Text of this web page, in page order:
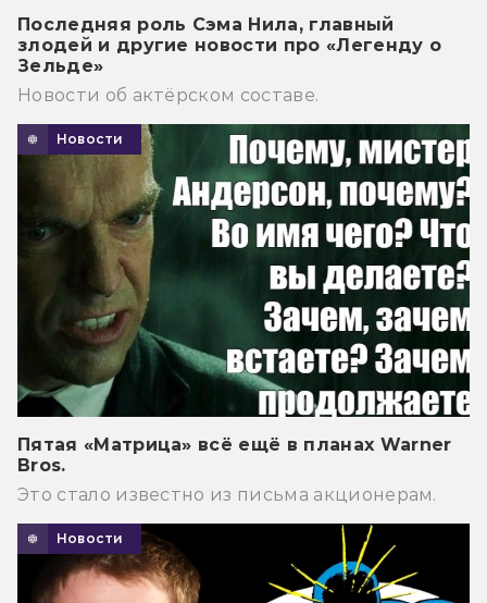
Последняя роль Сэма Нила, главный
злодей и другие новости про «Легенду о
Зельде»
Новости об актёрском составе.
Новости
Пятая «Матрица» всё ещё в планах Warner
Bros.
Это стало известно из письма акционерам.
Новости